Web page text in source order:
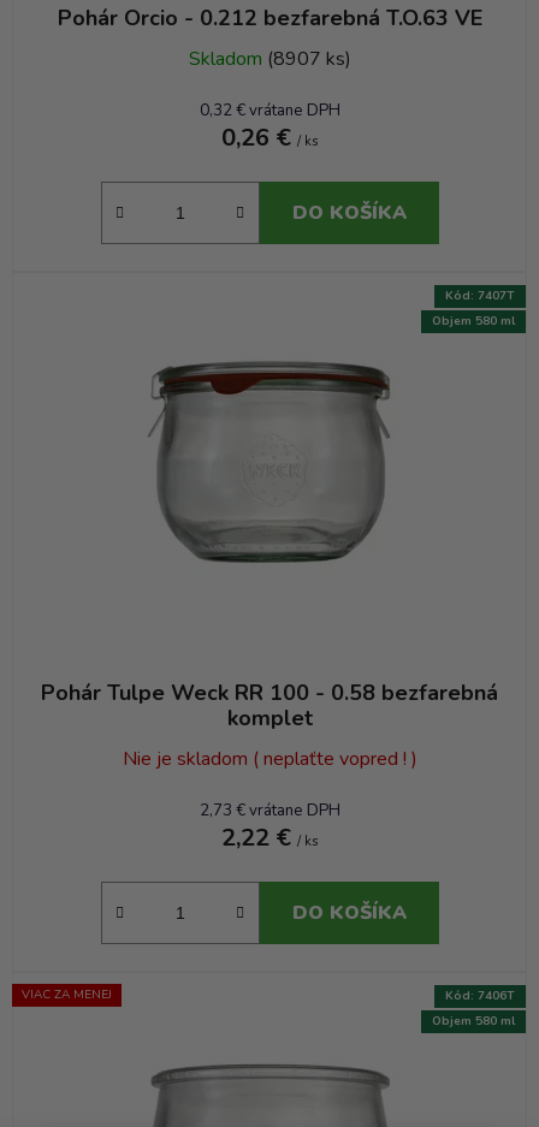
Pohár Orcio - 0.212 bezfarebná T.O.63 VE
Skladom (8907 ks)
0,32 € vrátane DPH
0,26 € / ks
DO KOŠÍKA
Pohár Tulpe Weck RR 100 - 0.58 bezfarebná
komplet
Nie je skladom ( neplaťte vopred ! )
2,73 € vrátane DPH
2,22 € / ks
DO KOŠÍKA
Objem 580 ml
Kód: 7407T
VIAC ZA MENEJ
Objem 580 ml
Kód: 7406T